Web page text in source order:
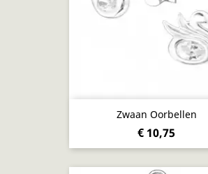
Zwaan Oorbellen
€ 10,75